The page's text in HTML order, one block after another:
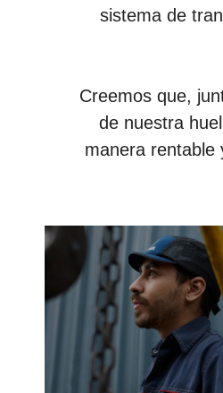
sistema de
Creemos que,
de nuestra
manera rentable